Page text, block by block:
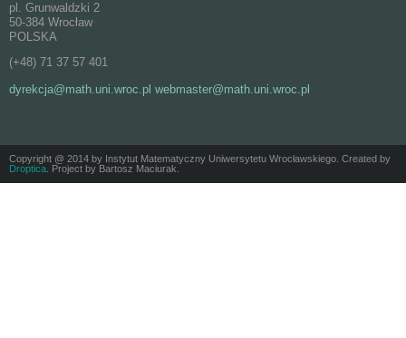
pl. Grunwaldzki 2
50-384 Wrocław
POLSKA
(+48) 71 37 57 401
dyrekcja@math.uni.wroc.pl webmaster@math.uni.wroc.pl
Copyright @ 2014 by Instytut Matematyczny Uniwersytetu Wrocławskiego. Created by
Droptica . Project by Bartosz Maciurak.